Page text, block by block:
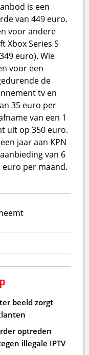
is een
van 449 euro.
voor andere
Xbox Series S
euro). Wie
voor een
de
tv en
35 euro per
van een 1
uit op 350 euro.
jaar aan KPN
van 6
per maand.
emt
beeld zorgt
optreden
illegale IPTV